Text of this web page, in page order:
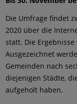
Die Umfrage findet
2020 über die
statt. Die
Ausgezeichnet
Gemeinden nach
diejenigen Städte,
aufgeholt haben.